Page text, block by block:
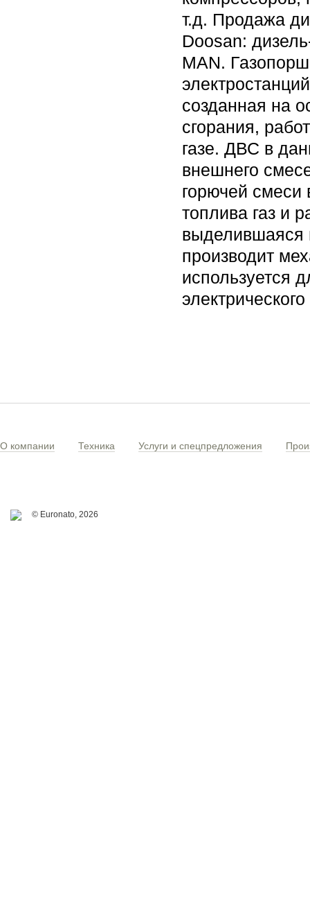
т.д. Продажа
Doosan:
MAN.
созданная на
сгорания,
газе. ДВС в
внешнего
горючей смеси
топлива газ и
выделившаяся
производит
используется
О компании Техника Услуги и спецпредложения
© Euronato, 2026